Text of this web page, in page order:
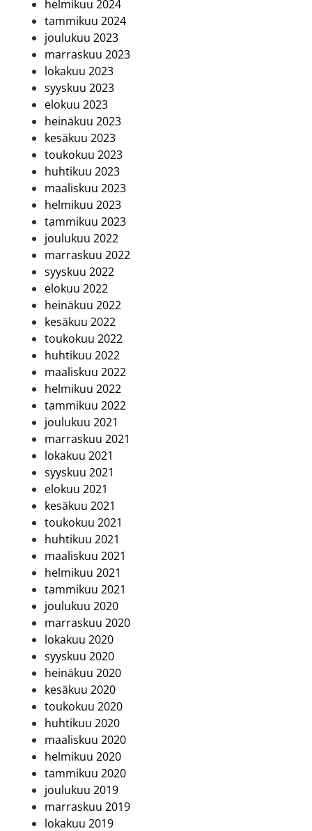
helmikuu 2024
tammikuu 2024
joulukuu 2023
marraskuu 2023
lokakuu 2023
syyskuu 2023
elokuu 2023
heinäkuu 2023
kesäkuu 2023
toukokuu 2023
huhtikuu 2023
maaliskuu 2023
helmikuu 2023
tammikuu 2023
joulukuu 2022
marraskuu 2022
syyskuu 2022
elokuu 2022
heinäkuu 2022
kesäkuu 2022
toukokuu 2022
huhtikuu 2022
maaliskuu 2022
helmikuu 2022
tammikuu 2022
joulukuu 2021
marraskuu 2021
lokakuu 2021
syyskuu 2021
elokuu 2021
kesäkuu 2021
toukokuu 2021
huhtikuu 2021
maaliskuu 2021
helmikuu 2021
tammikuu 2021
joulukuu 2020
marraskuu 2020
lokakuu 2020
syyskuu 2020
heinäkuu 2020
kesäkuu 2020
toukokuu 2020
huhtikuu 2020
maaliskuu 2020
helmikuu 2020
tammikuu 2020
joulukuu 2019
marraskuu 2019
lokakuu 2019